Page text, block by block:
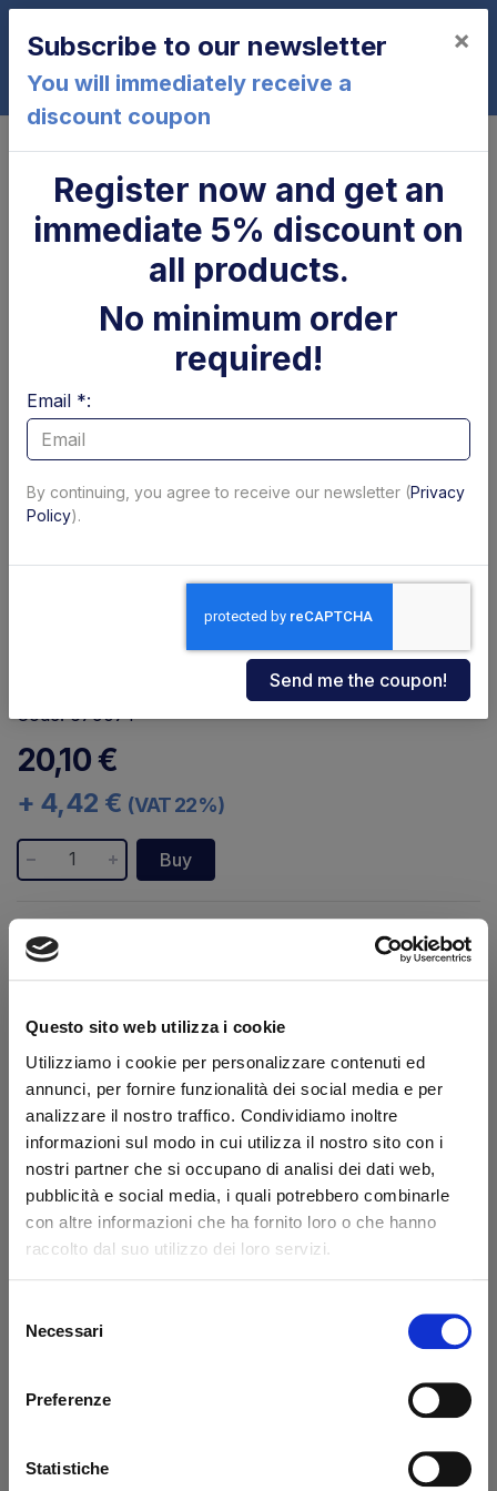
Questo sito web utilizza i cookie
Utilizziamo i cookie per personalizzare contenuti ed
annunci, per fornire funzionalità dei social media e per
analizzare il nostro traffico. Condividiamo inoltre
informazioni sul modo in cui utilizza il nostro sito con i
nostri partner che si occupano di analisi dei dati web,
pubblicità e social media, i quali potrebbero combinarle
con altre informazioni che ha fornito loro o che hanno
raccolto dal suo utilizzo dei loro servizi.
delNecessari
Preferenze
Statistiche
0
Tassello x molla Dautel
Code: 67907T
2000053 67007T
20,10 €
+ 4,42 € (VAT 22%)
Buy
Availability:
Shipping within 24/48 hours
Brand:Dautel
Do you have a VAT number?
What they say about us
Excellent
business profile source
materials arrived correctly and on
knowledgeable, even in guiding me to
Subscribe to our newsletter
You will immediately receive a
discount coupon
×
Register now and get an
immediate 5% discount on
all products.
No minimum order
required!
Email *:
By continuing, you agree to receive our newsletter (Privacy
Policy).